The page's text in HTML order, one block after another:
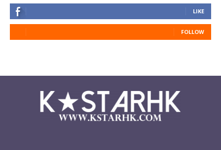
LIKE
FOLLOW